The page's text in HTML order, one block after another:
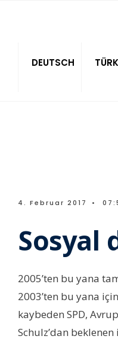
DEUTSCH
4. Februar 2017 •
Sosyal
2005’ten bu yana
2003’ten bu yana
kaybeden SPD,
Schulz’dan